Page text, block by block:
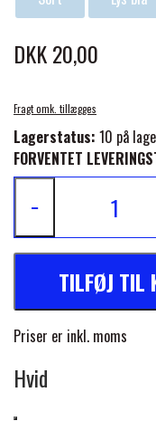
PREMIER
PREMIER
PREMIER
DKK 20,00
Fragt omk. tillægges
Lagerstatus: 10 på
FORVENTET
−
TILFØJ TIL
Priser er inkl. moms
Hvid